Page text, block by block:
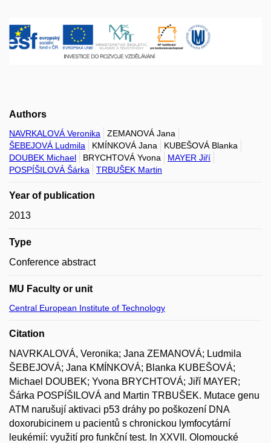
Authors
NAVRKALOVÁ Veronika
ZEMANOVÁ Jana
ŠEBEJOVÁ Ludmila
KMÍNKOVÁ Jana
KUBEŠOVÁ Blanka
DOUBEK Michael
BRYCHTOVÁ Yvona
MAYER Jiří
POSPÍŠILOVÁ Šárka
TRBUŠEK Martin
Year of publication
2013
Type
Conference abstract
MU Faculty or unit
Central European Institute of Technology
Citation
NAVRKALOVÁ, Veronika; Jana ZEMANOVÁ; Ludmila
ŠEBEJOVÁ; Jana KMÍNKOVÁ; Blanka KUBEŠOVÁ;
Michael DOUBEK; Yvona BRYCHTOVÁ; Jiří MAYER;
Šárka POSPÍŠILOVÁ and Martin TRBUŠEK. Mutace genu
ATM narušují aktivaci p53 dráhy po poškození DNA
doxorubicinem u pacientů s chronickou lymfocytární
leukémií: využití pro funkční test. In XXVII. Olomoucké